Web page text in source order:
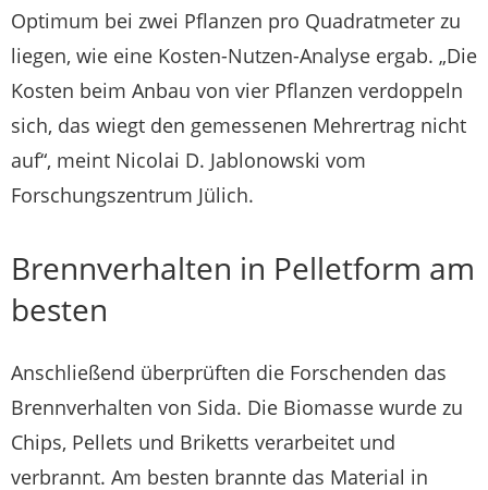
Optimum bei zwei Pflanzen pro Quadratmeter zu
liegen, wie eine Kosten-Nutzen-Analyse ergab. „Die
Kosten beim Anbau von vier Pflanzen verdoppeln
sich, das wiegt den gemessenen Mehrertrag nicht
auf“, meint Nicolai D. Jablonowski vom
Forschungszentrum Jülich.
Brennverhalten in Pelletform am
besten
Anschließend überprüften die Forschenden das
Brennverhalten von Sida. Die Biomasse wurde zu
Chips, Pellets und Briketts verarbeitet und
verbrannt. Am besten brannte das Material in